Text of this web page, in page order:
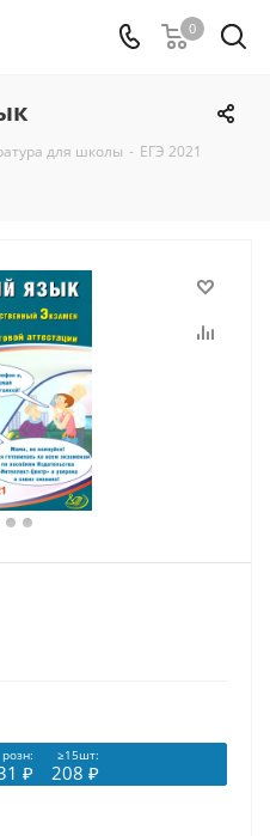
0
для школы - ЕГЭ 2021
розн: ≥15шт:
₽ 208 ₽